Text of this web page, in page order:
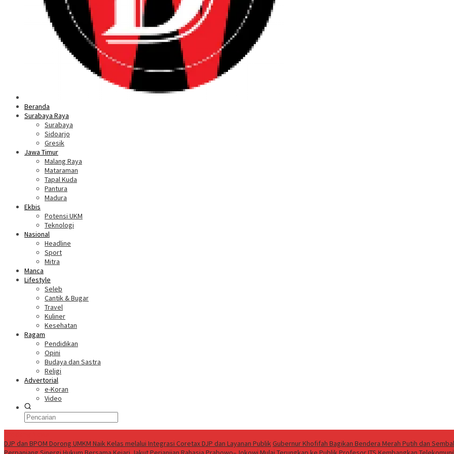
Beranda
Surabaya Raya
Surabaya
Sidoarjo
Gresik
Jawa Timur
Malang Raya
Mataraman
Tapal Kuda
Pantura
Madura
Ekbis
Potensi UKM
Teknologi
Nasional
Headline
Sport
Mitra
Manca
Lifestyle
Seleb
Cantik & Bugar
Travel
Kuliner
Kesehatan
Ragam
Pendidikan
Opini
Budaya dan Sastra
Religi
Advertorial
e-Koran
Video
DJP dan BPOM Dorong UMKM Naik Kelas melalui Integrasi Coretax DJP dan Layanan PublikGubernur Khofifah Bagikan Bendera Merah Putih dan